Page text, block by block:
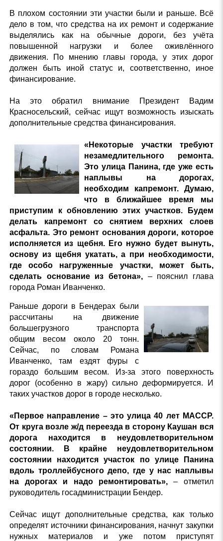
В плохом состоянии эти участки были и раньше. Всё
дело в том, что средства на их ремонт и содержание
выделялись как на обычные дороги, без учёта
повышенной нагрузки и более оживлённого
движения. По мнению главы города, у этих дорог
должен быть иной статус и, соответственно, иное
финансирование.
На это обратил внимание Президент Вадим
Красносельский, сейчас ищут возможность изыскать
дополнительные средства финансирования.
«Некоторые участки требуют
незамедлительного ремонта.
Это улица Панина, где уже есть
наплывы на дорогах,
необходим капремонт. Думаю,
что в ближайшее время мы
приступим к обновлению этих участков. Будем
делать капремонт со снятием верхних слоев
асфальта. Это ремонт основания дороги, которое
исполняется из щебня. Его нужно будет вынуть,
основу из щебня укатать, а при необходимости,
где особо нагруженные участки, может быть,
сделать основание из бетона», – пояснил глава
города Роман Иванченко.
Раньше дороги в Бендерах были
рассчитаны на движение
большегрузного транспорта
общим весом около 20 тонн.
Сейчас, по словам Романа
Иванченко, там ездят фуры с
гораздо большим весом. Из-за этого поверхность
дорог (особенно в жару) сильно деформируется. И
таких участков дорог в городе несколько.
«Первое направление – это улица 40 лет МАССР.
От круга возле ж/д переезда в сторону Каушан вся
дорога находится в неудовлетворительном
состоянии. В крайне неудовлетворительном
состоянии находится участок по улице Панина
вдоль троллейбусного депо, где у нас наплывы
на дорогах и надо ремонтировать»,– отметил
руководитель госадминистрации Бендер.
Сейчас ищут дополнительные средства, как только
определят источники финансирования, начнут закупки
нужных материалов и уже потом приступят